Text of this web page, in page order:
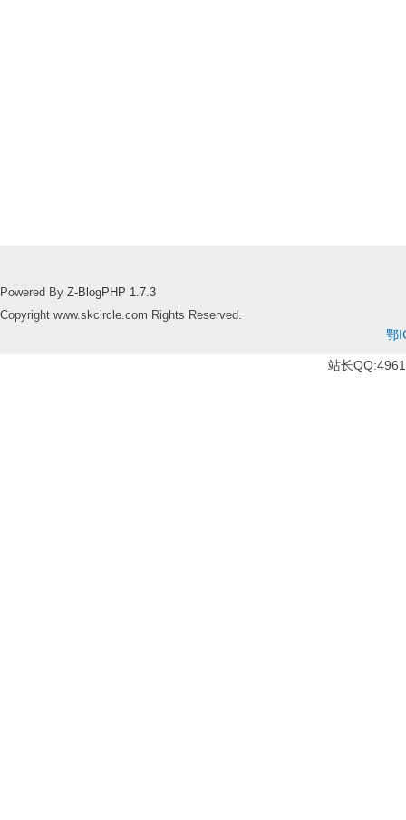
Powered By Z-BlogPHP 1.7.3
Copyright www.skcircle.com Rights Reserved.
鄂
站长